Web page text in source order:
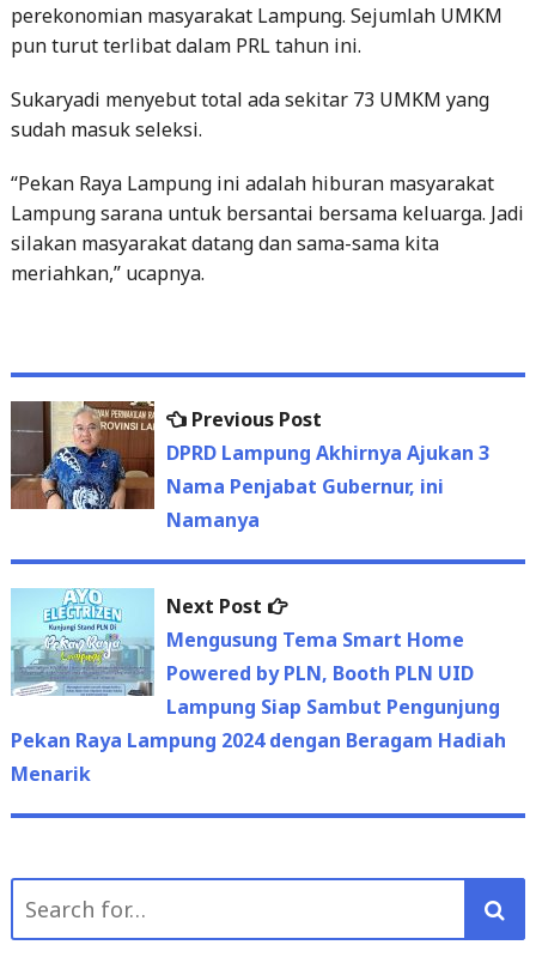
perekonomian masyarakat Lampung. Sejumlah UMKM
pun turut terlibat dalam PRL tahun ini.
Sukaryadi menyebut total ada sekitar 73 UMKM yang
sudah masuk seleksi.
“Pekan Raya Lampung ini adalah hiburan masyarakat
Lampung sarana untuk bersantai bersama keluarga. Jadi
silakan masyarakat datang dan sama-sama kita
meriahkan,” ucapnya.
Post
navigation
Previous Post
post:
DPRD Lampung Akhirnya Ajukan 3
Nama Penjabat Gubernur, ini
Namanya
Next Post
Next
post:
Mengusung Tema Smart Home
Powered by PLN, Booth PLN UID
Lampung Siap Sambut Pengunjung
Pekan Raya Lampung 2024 dengan Beragam Hadiah
Menarik
Search